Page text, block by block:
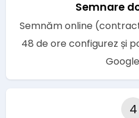
Semnare
Semnăm online
48 de ore configurez și
4